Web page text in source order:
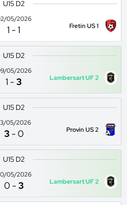
U15 D2
05/2026
1 -1 Fretin US 1
U15 D2
05/2026
1 -3 Lambersart UF 2
U15 D2
05/2026
3 -0 Provin US 2
U15 D2
05/2026
0 -3 Lambersart UF 2